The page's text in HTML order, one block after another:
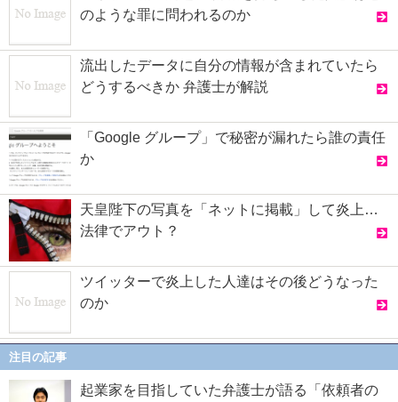
のような罪に問われるのか
流出したデータに自分の情報が含まれていたら
どうするべきか 弁護士が解説
「Google グループ」で秘密が漏れたら誰の責任
か
天皇陛下の写真を「ネットに掲載」して炎上…
法律でアウト？
ツイッターで炎上した人達はその後どうなった
のか
注目の記事
起業家を目指していた弁護士が語る「依頼者の